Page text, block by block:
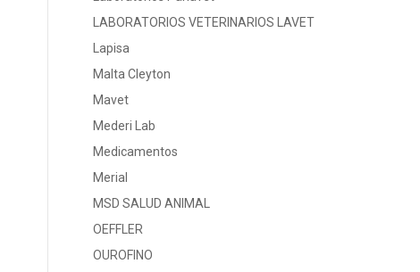
LABORATORIOS VETERINARIOS LAVET
Lapisa
Malta Cleyton
Mavet
Mederi Lab
Medicamentos
Merial
MSD SALUD ANIMAL
OEFFLER
OUROFINO